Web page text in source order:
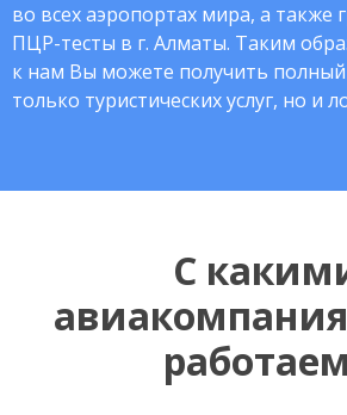
во всех аэропортах мира, а также
ПЦР-тесты в г. Алматы. Таким
к нам Вы можете получить
только туристических услуг, но и
С